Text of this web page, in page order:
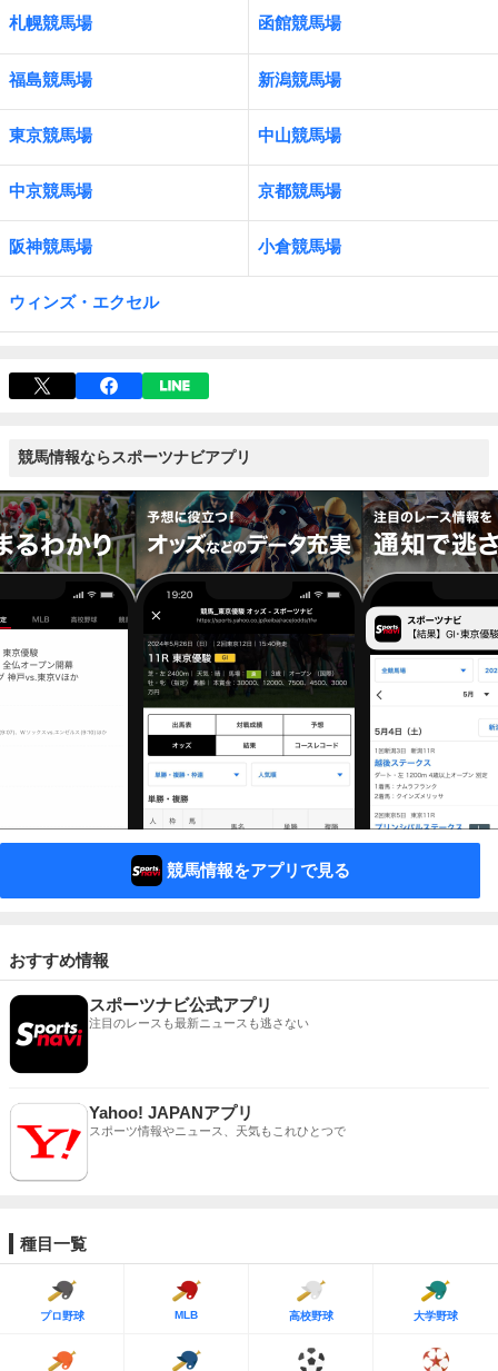
札幌競馬場 函館競馬場
福島競馬場 新潟競馬場
東京競馬場 中山競馬場
中京競馬場 京都競馬場
阪神競馬場 小倉競馬場
ウィンズ・エクセル
競馬情報ならスポーツナビアプリ
競馬情報をアプリで見る
おすすめ情報
スポーツナビ公式アプリ
注目のレースも最新ニュースも逃さない
Yahoo! JAPANアプリ
スポーツ情報やニュース、天気もこれひとつで
種目一覧
プロ野球 MLB 高校野球 大学野球